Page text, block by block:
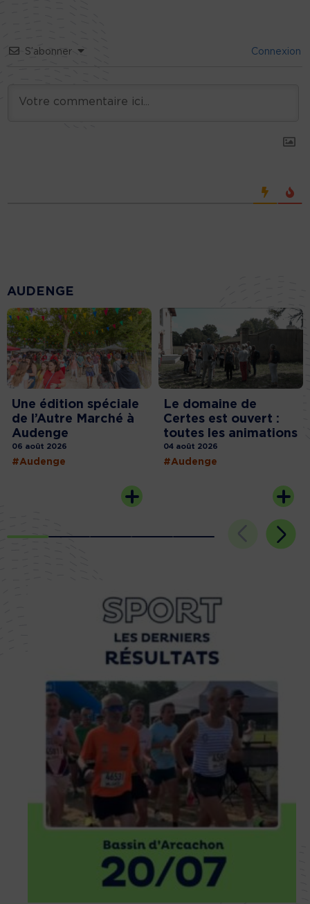
S’abonner Connexion
AUDENGE
Une édition spéciale
de l’Autre Marché à
Audenge
06 août 2026
#Audenge
Le domaine de
Certes est ouvert :
toutes les animations
04 août 2026
#Audenge